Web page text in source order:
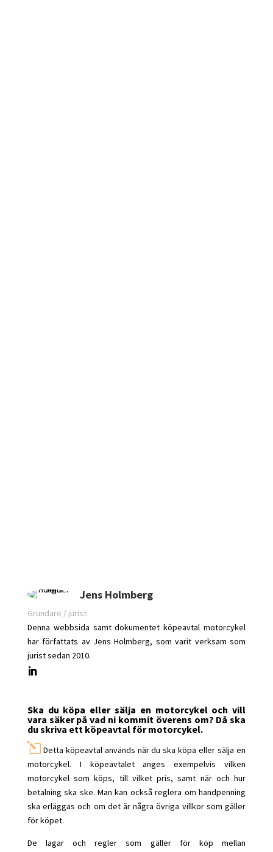
Jens Holmberg
Grundare / jurist
Denna webbsida samt dokumentet köpeavtal motorcykel
har författats av Jens Holmberg, som varit verksam som
jurist sedan 2010.
Ska du köpa eller sälja en motorcykel och vill
vara säker på vad ni kommit överens om? Då ska
du skriva ett köpeavtal för motorcykel.
l Detta köpeavtal används när du ska köpa eller sälja en
motorcykel. I köpeavtalet anges exempelvis vilken
motorcykel som köps, till vilket pris, samt när och hur
betalning ska ske. Man kan också reglera om handpenning
ska erläggas och om det är några övriga villkor som gäller
för köpet.
De lagar och regler som gäller för köp mellan